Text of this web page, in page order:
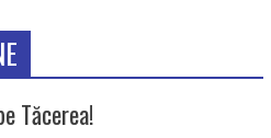
Tăcerea!